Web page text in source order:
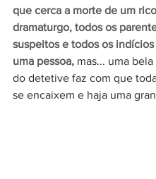
que cerca a morte de um rico
dramaturgo, todos os
suspeitos e todos os indícios
uma pessoa, mas... uma
do detetive faz com que
se encaixem e haja uma